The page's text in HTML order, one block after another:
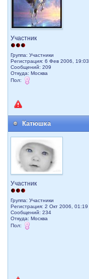
Участник
Группа: Участники
Регистрация: 6 Фев 2006, 19:03
Сообщений: 209
Откуда: Москва
Пол:
Катюшка
Участник
Группа: Участники
Регистрация: 2 Окт 2006, 01:19
Сообщений: 234
Откуда: Москва
Пол: